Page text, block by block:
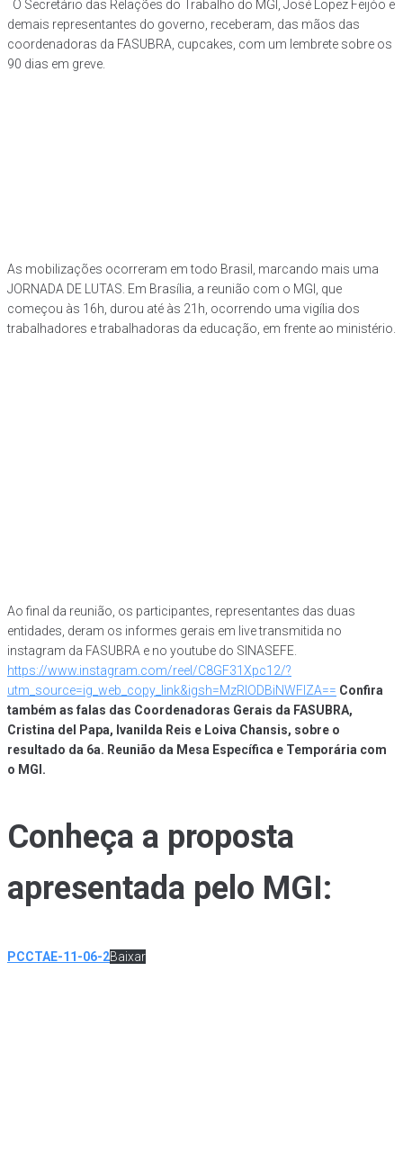
O Secretário das Relações do Trabalho do MGI, José Lopez Feijóo e
demais representantes do governo, receberam, das mãos das
coordenadoras da FASUBRA, cupcakes, com um lembrete sobre os
90 dias em greve.
As mobilizações ocorreram em todo Brasil, marcando mais uma
JORNADA DE LUTAS. Em Brasília, a reunião com o MGI, que
começou às 16h, durou até às 21h, ocorrendo uma vigília dos
trabalhadores e trabalhadoras da educação, em frente ao ministério.
Ao final da reunião, os participantes, representantes das duas
entidades, deram os informes gerais em live transmitida no
instagram da FASUBRA e no youtube do SINASEFE.
https://www.instagram.com/reel/C8GF31Xpc12/?
utm_source=ig_web_copy_link&igsh=MzRlODBiNWFlZA== Confira
também as falas das Coordenadoras Gerais da FASUBRA,
Cristina del Papa, Ivanilda Reis e Loiva Chansis, sobre o
resultado da 6a. Reunião da Mesa Específica e Temporária com
o MGI.
Conheça a proposta
apresentada pelo MGI:
PCCTAE-11-06-2Baixar